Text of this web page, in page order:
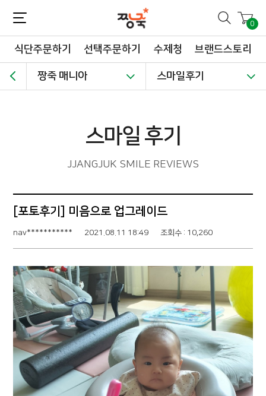
0
식단주문하기 선택주문하기 수제청 브랜드스토리
짱죽 매니아 스마일후기
스마일 후기
JJANGJUK SMILE REVIEWS
[포토후기] 미음으로 업그레이드
nav*********** 2021.08.11 18:49 조회수 : 10,260